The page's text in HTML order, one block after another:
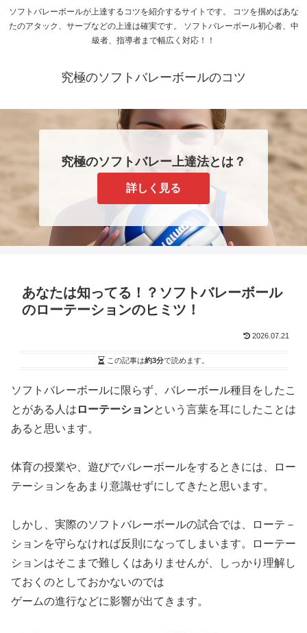
ソフトバレーボールが上達するコツを紹介するサイトです。 コツを掴めばあな
たのアタック、サーブなどの上達は確実です。 ソフトバレーボール初心者、中
級者、指導者まで幅広く対応！！
究極のソフトバレーボールのコツ
究極のソフトバレー上達法とは？
詳しく見る
あなたは知ってる！？ソフトバレーボール
のローテーションのヒミツ！
2026.07.21
この記事は約3分で読めます。
ソフトバレーボールに限らず、バレーボール種目をしたこ
とがある人は ローテーションという言葉を耳にしたことは
あると思います。
体育の授業や、遊びでバレーボールをするときには、ロー
テーションをあまり意識せずにしてきたと思います。
しかし、実際のソフトバレーボールの試合では、ローテ－
ションを守らなければ反則になってしまいます。ローテー
ションはそこまで難しくはありませんが、しっかり理解し
ておくのとしておかないのでは
ゲームの進行などに影響が出てきます。